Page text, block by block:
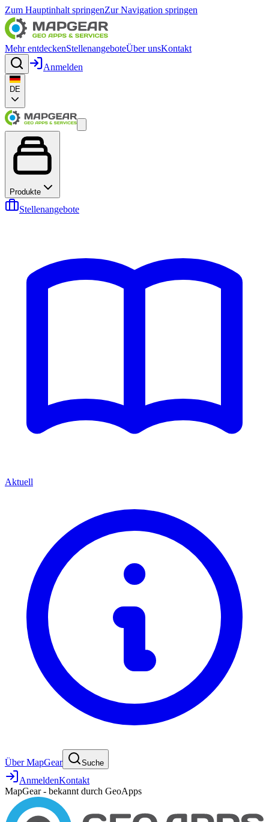
Zum Hauptinhalt springenZur Navigation springen
Mehr entdeckenStellenangeboteÜber unsKontakt
Anmelden
DE
Produkte
Stellenangebote
Aktuell
Über MapGear Suche
AnmeldenKontakt
MapGear - bekannt durch GeoApps